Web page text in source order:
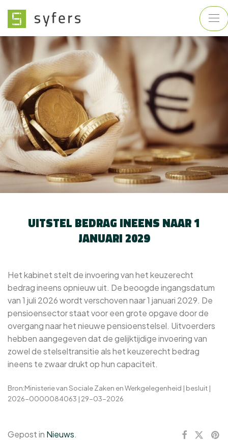
UITSTEL BEDRAG INEENS NAAR 1
JANUARI 2029
Het kabinet stelt de invoering van het keuzerecht
bedrag ineens opnieuw uit. De beoogde ingangsdatum
van 1 juli 2026 wordt verschoven naar 1 januari 2029. De
pensioensector staat voor een grote opgave door de
overgang naar het nieuwe pensioenstelsel. Uitvoerders
hebben aangegeven dat de gelijktijdige invoering van
zowel de stelseltransitie als het keuzerecht bedrag
ineens te zwaar drukt op hun capaciteit.
Bron:Ministerie van Sociale Zaken en Werkgelegenheid | besluit |
2026-0000084063 | 29-03-2026
Gepost in Nieuws.